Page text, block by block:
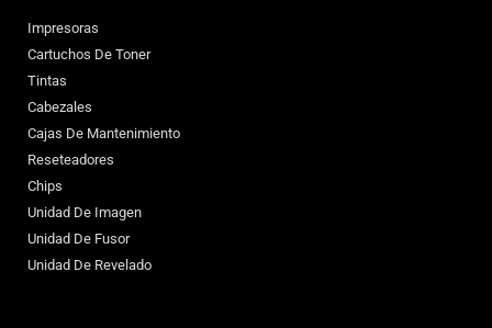
Impresoras
Cartuchos De Toner
Tintas
Cabezales
Cajas De Mantenimiento
Reseteadores
Chips
Unidad De Imagen
Unidad De Fusor
Unidad De Revelado